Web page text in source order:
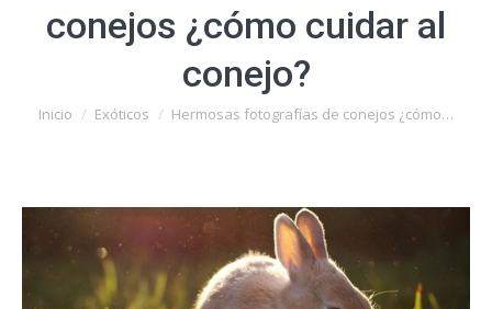
conejos ¿cómo cuidar al
conejo?
Estás aquí:
Inicio Exóticos Hermosas fotografías de conejos ¿cómo…